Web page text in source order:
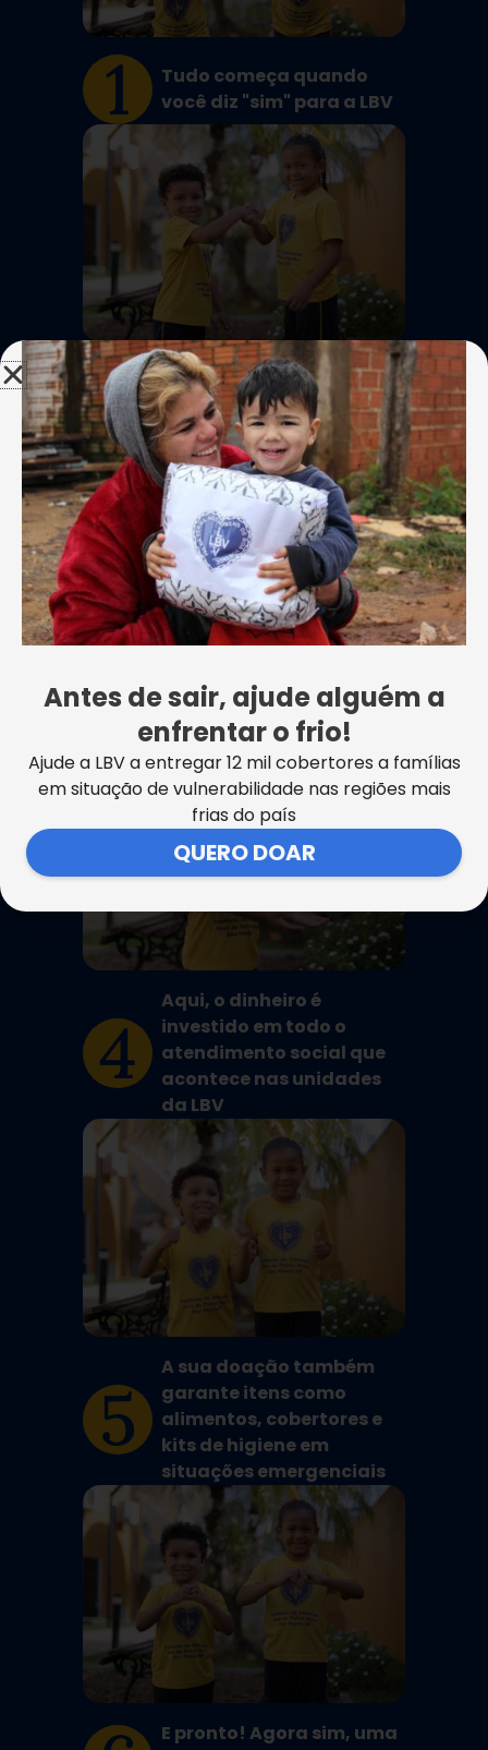
1
Tudo começa quando
você diz "sim" para a LBV
2
Você escolhe a melhor
forma e realiza a sua
doação
3
A sua ajuda chega para a
LBV e se transforma em
Esperança
4
Aqui, o dinheiro é
investido em todo o
atendimento social que
acontece nas unidades
da LBV
5
A sua doação também
garante itens como
alimentos, cobertores e
kits de higiene em
situações emergenciais
E pronto! Agora sim, uma
Antes de sair, ajude alguém a
enfrentar o frio!
Ajude a LBV a entregar 12 mil cobertores a famílias
em situação de vulnerabilidade nas regiões mais
frias do país
QUERO DOAR